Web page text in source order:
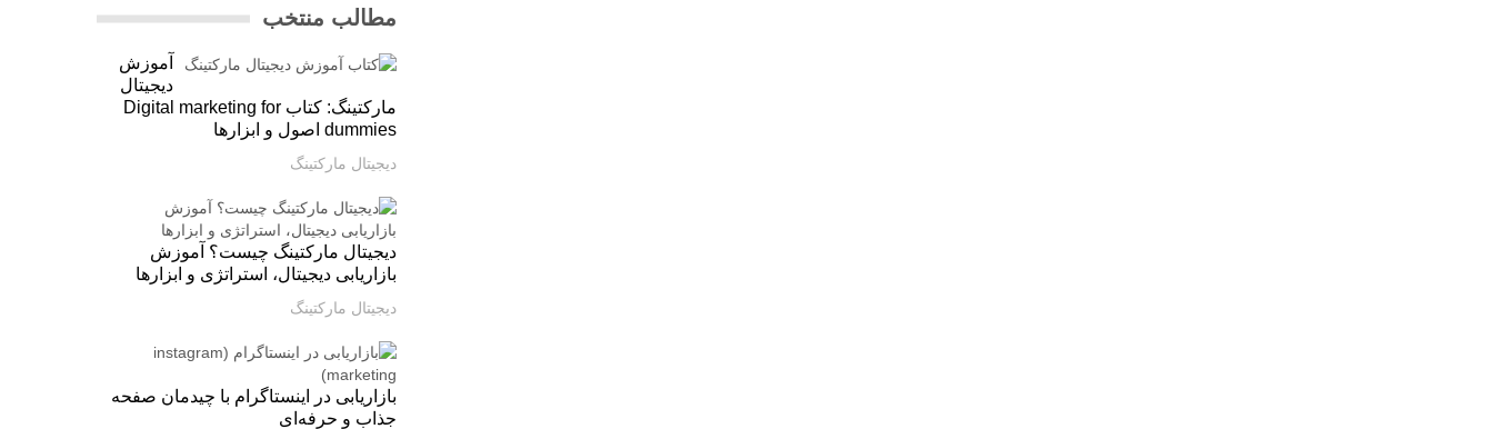
مطالب منتخب
آموزش
دیجیتال
مارکتینگ: کتاب Digital marketing for
dummies اصول و ابزارها
دیجیتال مارکتینگ
دیجیتال مارکتینگ چیست؟ آموزش
بازاریابی دیجیتال، استراتژی و ابزارها
دیجیتال مارکتینگ
بازاریابی در اینستاگرام با چیدمان صفحه
جذاب و حرفه‌ای